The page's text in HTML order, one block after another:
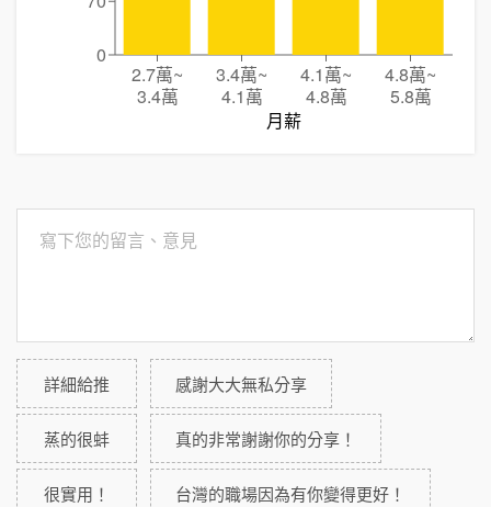
2.7萬~
3.4萬
3.4萬~
4.1萬
4.1萬~
4.8萬
4.8萬~
5.8萬
月薪
0
詳細給推 感謝大大無私分享
蒸的很蚌 真的非常謝謝你的分享！
很實用！ 台灣的職場因為有你變得更好！